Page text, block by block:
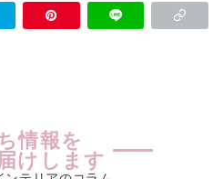
情報を
けします